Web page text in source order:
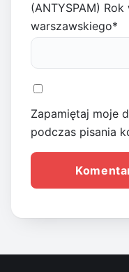
(ANTYSPAM)
warszawskiego*
Zapamiętaj moje
podczas pisania